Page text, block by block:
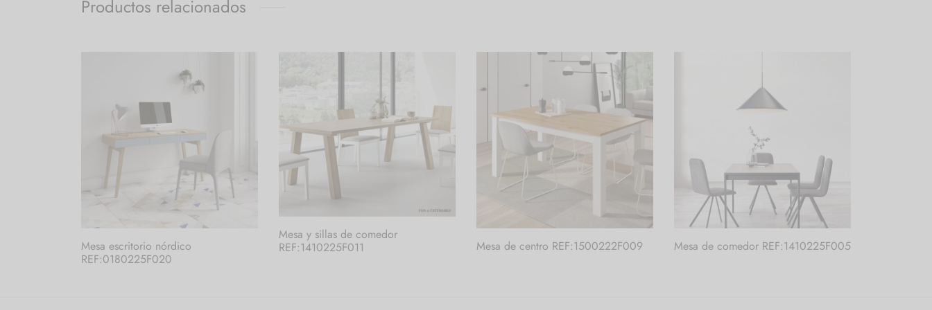
Productos relacionados
Mesa escritorio nórdico
REF:0180225F020
Mesa y sillas de comedor
REF:1410225F011
Mesa de centro REF:1500222F009 Mesa de comedor REF:1410225F005